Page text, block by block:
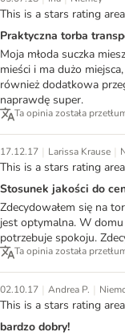
This is a stars rating
Praktyczna torba
Moja młoda suczka
mieści i ma dużo
również dodatkowa
naprawdę super.
Ta opinia została
17.12.17 | Larissa Krause |
This is a stars rating
Stosunek jakości do
Zdecydowałem się na
jest optymalna. W domu
potrzebuje spokoju.
Ta opinia została
02.10.17 | Andrea P. |
This is a stars rating
bardzo dobry!